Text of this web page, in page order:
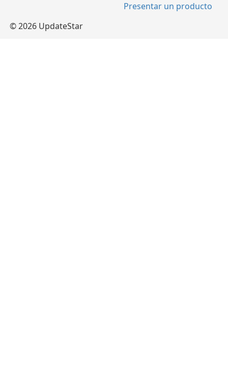
Presentar un producto
© 2026 UpdateStar